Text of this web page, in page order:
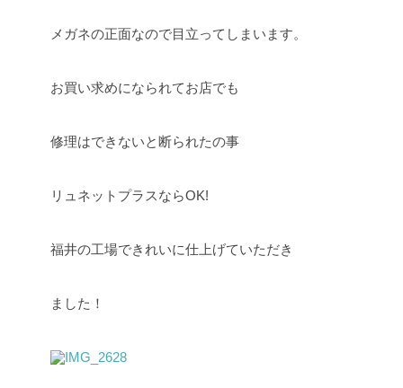
メガネの正面なので目立ってしまいます。
お買い求めになられてお店でも
修理はできないと断られたの事
リュネットプラスならOK!
福井の工場できれいに仕上げていただき
ました！